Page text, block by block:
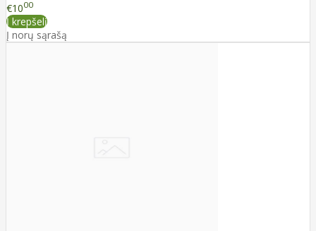
€1000
Į krepšelį
Į norų sąrašą